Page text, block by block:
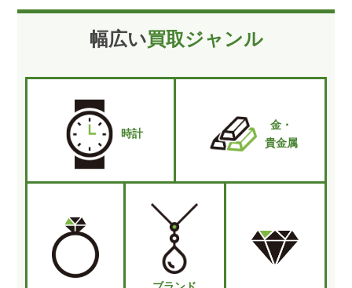
幅広い買取ジャンル
時計
金・
貴金属